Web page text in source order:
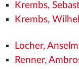
Krembs,
Krembs,
Locher, Anselm
Renner,